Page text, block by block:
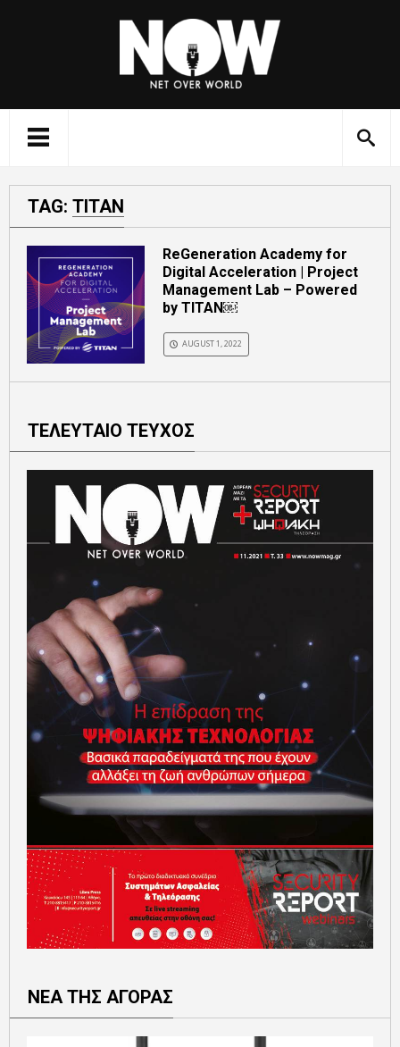
TAG: TITAN
ReGeneration Academy for
Digital Acceleration | Project
Management Lab – Powered
by TITAN￼
AUGUST 1, 2022
ΤΕΛΕΥΤΑΙΟ ΤΕΥΧΟΣ
ΝΕΑ ΤΗΣ ΑΓΟΡΑΣ